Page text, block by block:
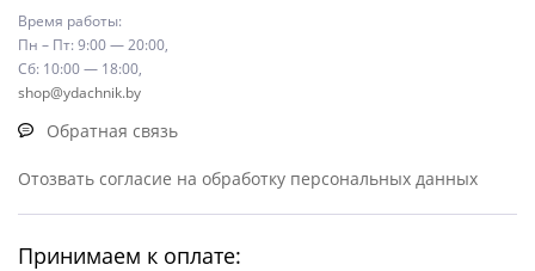
Время работы:
Пн – Пт: 9:00 — 20:00,
Сб: 10:00 — 18:00,
shop@ydachnik.by
Обратная связь
Отозвать согласие на обработку персональных данных
Принимаем к оплате: